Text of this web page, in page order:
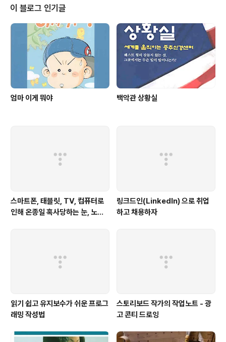
책의 앞 부분에는 야후코리아를 이용하라고 씌여 있다가 뒷 부분에는 야후코리
아가 철수했다는 내용이 들어 있다. 편집자나 저자가 아주 시간에..
이 블로그 인기글
엄마 이게 뭐야 백악관 상황실
스마트폰, 태블릿, TV, 컴퓨터로
인해 온종일 혹사당하는 눈, 노안
링크드인(LinkedIn) 으로 취업
하고 채용하자
읽기 쉽고 유지보수가 쉬운 프로그
래밍 작성법
스토리보드 작가의 작업노트 - 광
고 콘티 드로잉